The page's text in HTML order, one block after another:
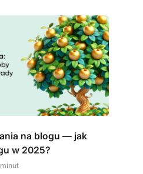
na blogu — jak
w 2025?